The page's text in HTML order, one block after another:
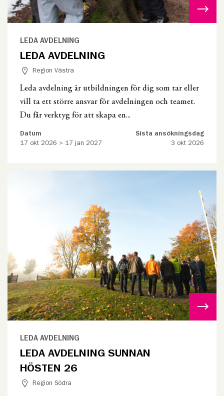
LEDA AVDELNING
LEDA AVDELNING
Region Västra
Leda avdelning är utbildningen för dig som tar eller
vill ta ett större ansvar för avdelningen och teamet.
Du får verktyg för att skapa en...
Datum
17 okt 2026 > 17 jan 2027
Sista ansökningsdag
3 okt 2026
LEDA AVDELNING
LEDA AVDELNING SUNNAN
HÖSTEN 26
Region Södra